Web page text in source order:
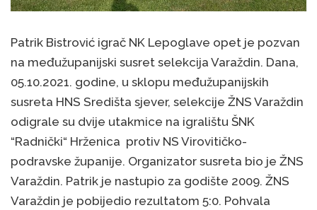
Patrik Bistrović igrač NK Lepoglave opet je pozvan
na međužupanijski susret selekcija Varaždin. Dana,
05.10.2021. godine, u sklopu međužupanijskih
susreta HNS Središta sjever, selekcije ŽNS Varaždin
odigrale su dvije utakmice na igralištu ŠNK
“Radnički“ Hrženica protiv NS Virovitičko-
podravske županije. Organizator susreta bio je ŽNS
Varaždin. Patrik je nastupio za godište 2009. ŽNS
Varaždin je pobijedio rezultatom 5:0. Pohvala